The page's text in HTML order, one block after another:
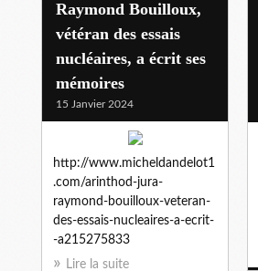
Raymond Bouilloux,
vétéran des essais
nucléaires, a écrit ses
mémoires
15 Janvier 2024
http://www.micheldandelot1
.com/arinthod-jura-
raymond-bouilloux-veteran-
des-essais-nucleaires-a-ecrit-
-a215275833
Lire la suite